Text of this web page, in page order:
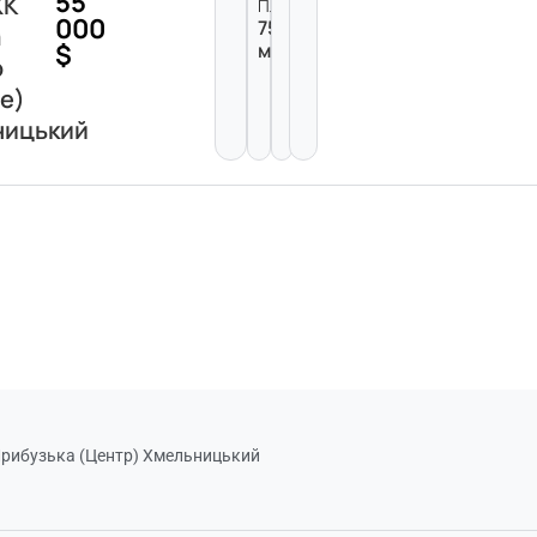
000
$
Площа:
75
м²
(Центр) Хмельницький